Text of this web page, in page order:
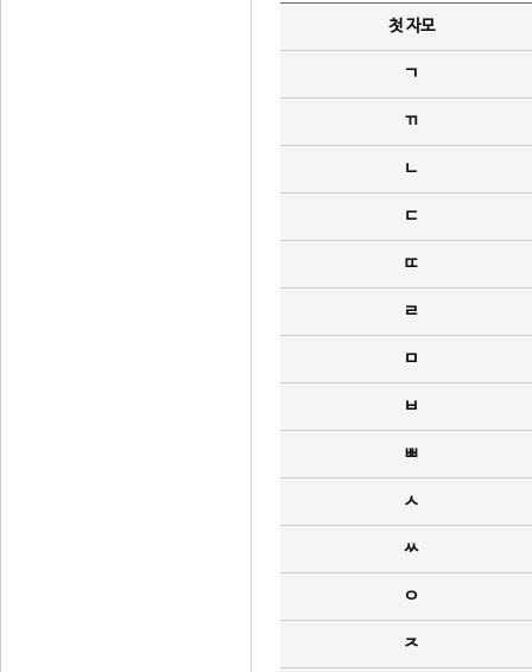
첫 자모
ㄱ
ㄲ
ㄴ
ㄷ
ㄸ
ㄹ
ㅁ
ㅂ
ㅃ
ㅅ
ㅆ
ㅇ
ㅈ